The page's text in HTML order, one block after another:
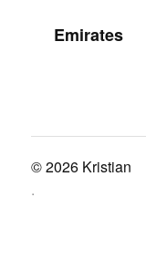
Emirates
© 2026 Kristian
.